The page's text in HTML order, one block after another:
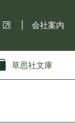
会社案内
草思社文庫